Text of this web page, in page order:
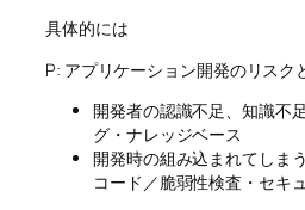
具体的には
P: アプリケーション開発のリスク
開発者の認識不足、知識不
グ・ナレッジベース
開発時の組み込まれてしま
コード／脆弱性検査・セキ